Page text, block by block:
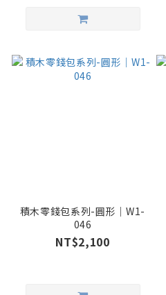
積木零錢包系列-圓形｜W1-
046
NT$2,100